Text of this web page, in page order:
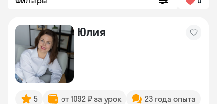
Юлия
5 от 1092 ₽ за урок
23 года опыта